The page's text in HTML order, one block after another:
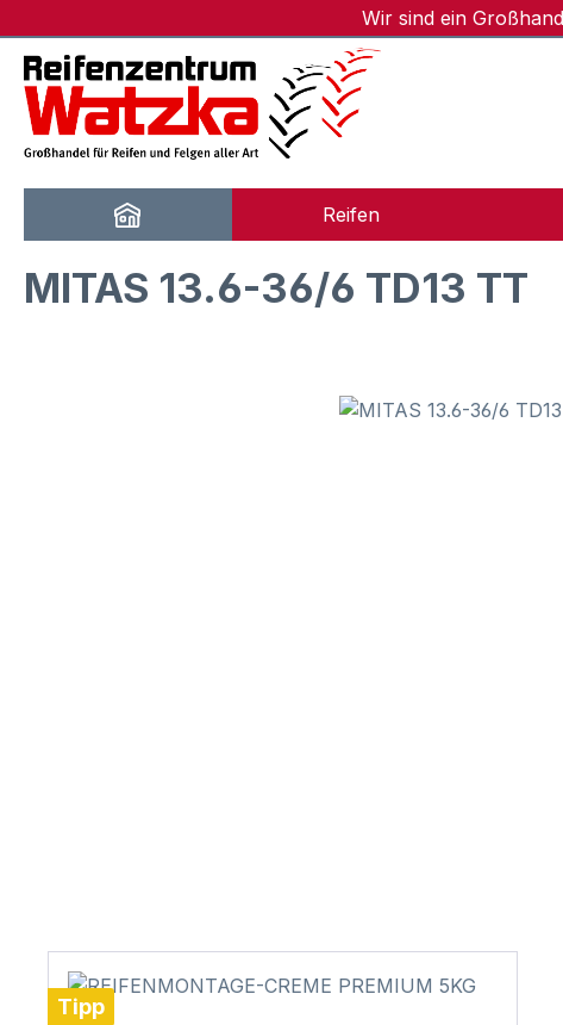
Wir sind ein
Reifen
MITAS 13.6-36/6 TD13 TT
Tipp